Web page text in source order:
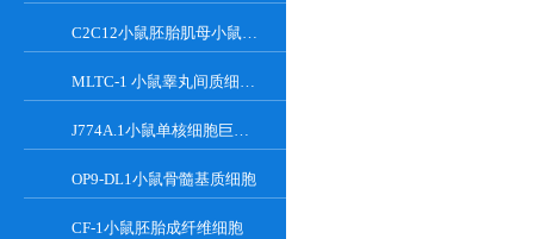
C2C12小鼠胚胎肌母小鼠胚胎肌母细胞
MLTC-1 小鼠睾丸间质细胞瘤细胞系
J774A.1小鼠单核细胞巨噬细胞
OP9-DL1小鼠骨髓基质细胞
CF-1小鼠胚胎成纤维细胞